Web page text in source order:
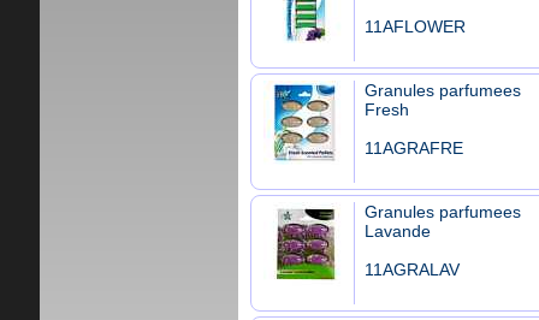
11AFLOWER
Granules parfumees
Fresh
11AGRAFRE
Granules parfumees
Lavande
11AGRALAV